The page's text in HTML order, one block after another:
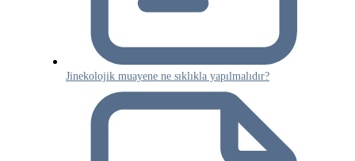
Jinekolojik muayene ne sıklıkla yapılmalıdır?